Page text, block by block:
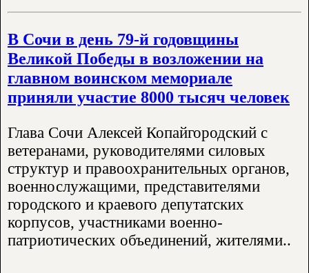
В Сочи в день 79-й годовщины
Великой Победы в возложении на
главном воинском мемориале
приняли участие 8000 тысяч человек
Глава Сочи Алексей Копайгородский с
ветеранами, руководителями силовых
структур и правоохранительных органов,
военнослужащими, представителями
городского и краевого депутатских
корпусов, участниками военно-
патриотических объединений, жителями..